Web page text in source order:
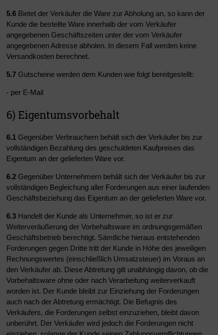
5.6 Bietet der Verkäufer die Ware zur Abholung an, so kann der
Kunde die bestellte Ware innerhalb der vom Verkäufer
angegebenen Geschäftszeiten unter der vom Verkäufer
angegebenen Adresse abholen. In diesem Fall werden keine
Versandkosten berechnet.
5.7 Gutscheine werden dem Kunden wie folgt bereitgestellt:
- per E-Mail
6) Eigentumsvorbehalt
6.1 Gegenüber Verbrauchern behält sich der Verkäufer bis zur
vollständigen Bezahlung des geschuldeten Kaufpreises das
Eigentum an der gelieferten Ware vor.
6.2 Gegenüber Unternehmern behält sich der Verkäufer bis zur
vollständigen Begleichung aller Forderungen aus einer laufenden
Geschäftsbeziehung das Eigentum an der gelieferten Ware vor.
6.3 Handelt der Kunde als Unternehmer, so ist er zur
Weiterveräußerung der Vorbehaltsware im ordnungsgemäßen
Geschäftsbetrieb berechtigt. Sämtliche hieraus entstehenden
Forderungen gegen Dritte tritt der Kunde in Höhe des jeweiligen
Rechnungswertes (einschließlich Umsatzsteuer) im Voraus an
den Verkäufer ab. Diese Abtretung gilt unabhängig davon, ob die
Vorbehaltsware ohne oder nach Verarbeitung weiterverkauft
worden ist. Der Kunde bleibt zur Einziehung der Forderungen
auch nach der Abtretung ermächtigt. Die Befugnis des
Verkäufers, die Forderungen selbst einzuziehen, bleibt davon
unberührt. Der Verkäufer wird jedoch die Forderungen nicht